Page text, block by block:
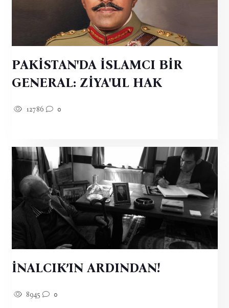
PAKİSTAN'DA İSLAMCI BİR
GENERAL: ZİYA'UL HAK
12786 0
İNALCIK’IN ARDINDAN!
8945 0